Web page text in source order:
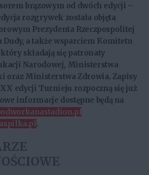
brązowym od dwóch edycji –
rozgrywek została objęta
Prezydenta Rzeczpospolitej
a także wsparciem Komitetu
składają się patronaty
Narodowej, Ministerstwa
oraz Ministerstwa Zdrowia. Zapisy
edycji Turnieju rozpoczną się już
informacje dostępne będą na
.